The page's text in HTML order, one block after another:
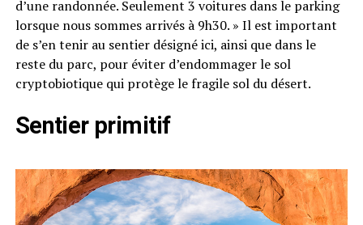
d’une randonnée. Seulement 3 voitures dans le parking
lorsque nous sommes arrivés à 9h30. » Il est important
de s’en tenir au sentier désigné ici, ainsi que dans le
reste du parc, pour éviter d’endommager le sol
cryptobiotique qui protège le fragile sol du désert.
Sentier primitif